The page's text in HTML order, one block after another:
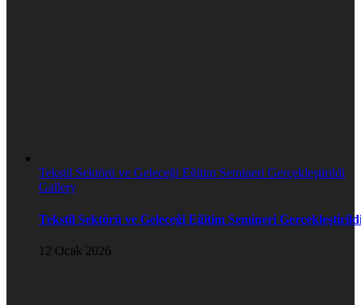
Tekstil Sektörü ve Geleceği Eğitim Semineri Gerçekleştirildi
Gallery
Tekstil Sektörü ve Geleceği Eğitim Semineri
12 Ocak 2026